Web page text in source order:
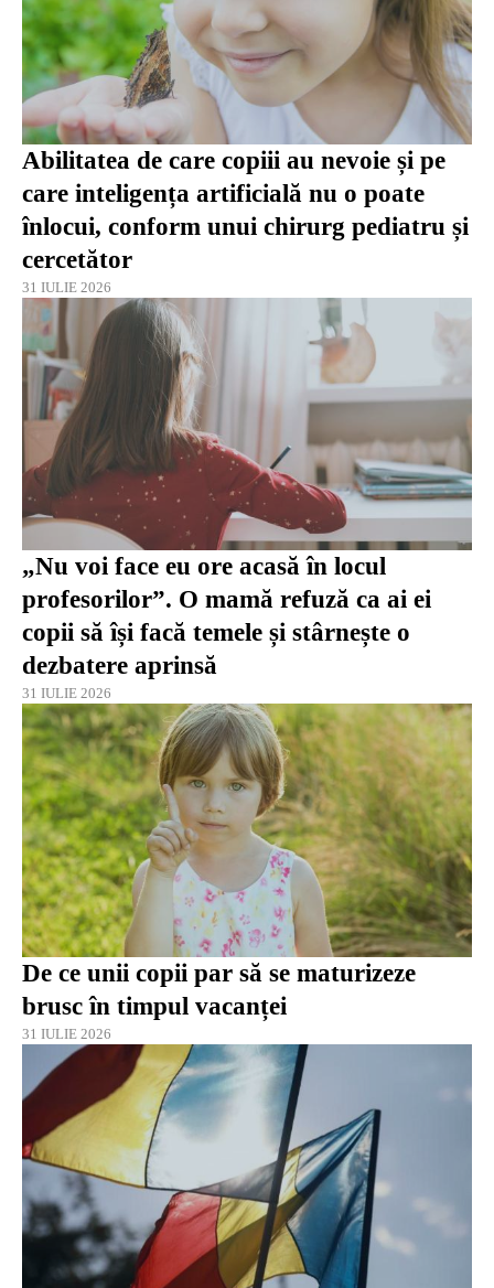
Abilitatea de care copiii au nevoie și pe
care inteligența artificială nu o poate
înlocui, conform unui chirurg pediatru și
cercetător
31 IULIE 2026
„Nu voi face eu ore acasă în locul
profesorilor”. O mamă refuză ca ai ei
copii să își facă temele și stârnește o
dezbatere aprinsă
31 IULIE 2026
De ce unii copii par să se maturizeze
brusc în timpul vacanței
31 IULIE 2026